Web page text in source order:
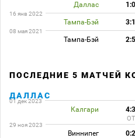
Даллас 1:0
16 янв 2022
Тампа-Бэй 3:1
08 мая 2021
Тампа-Бэй 2:5
ПОСЛЕДНИЕ 5 МАТЧЕЙ
ДАЛЛАС
01 дек 2023
Калгари 4:3
ОТ
29 ноя 2023
Виннипег 0:2